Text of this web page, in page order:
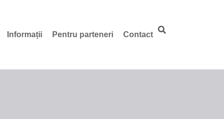
Informații Pentru parteneri Contact